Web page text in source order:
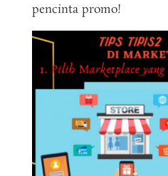
pencinta promo!